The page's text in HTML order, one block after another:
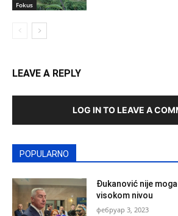
Fokus
LEAVE A REPLY
LOG IN TO LEAVE A
POPULARNO
Đukanović nije
visokom nivou
фебруар 3, 2023